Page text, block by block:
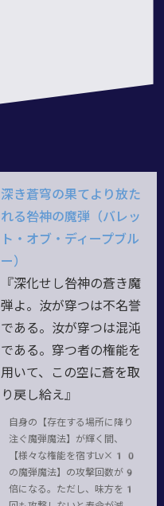
深き蒼穹の果てより放た
れる咎神の魔弾（バレッ
ト・オブ・ディープブル
ー）
『深化せし咎神の蒼き魔
弾よ。汝が穿つは不名誉
である。汝が穿つは混沌
である。穿つ者の権能を
用いて、この空に蒼を取
り戻し給え』
自身の【存在する場所に降り
注ぐ魔弾魔法】が輝く間、
【様々な権能を宿すLv×10
の魔弾魔法】の攻撃回数が9
倍になる。ただし、味方を1